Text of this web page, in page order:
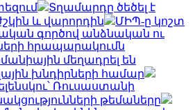
Տղամարդը ծեծել է
և վարորդին
ՄԻՊ-ը կոշտ
գործով անձնական ու
հրապարակումն
մեղադրել են
խնդիրների համար
Ռուսաստանի
թեմաները